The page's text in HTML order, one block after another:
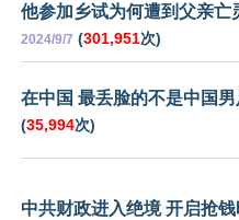
他参加乡试为何遭到父亲亡
2024/9/7 (301,951次)
在中国 最丢脸的不是中国男
(35,994次)
中共财政进入绝境 开启抢